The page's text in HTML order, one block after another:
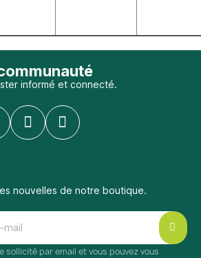
informé et connecté.
nouvelles de notre boutique.
sollicité par email et vous pouvez vous